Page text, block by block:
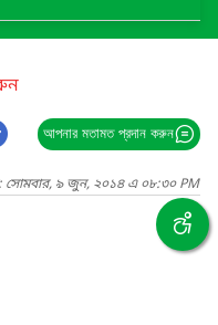
আপনার মতামত প্রদান করুন
সোমবার, ৯ জুন, ২০১৪ এ ০৮:৩০ PM